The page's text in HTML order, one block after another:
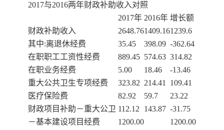
2017与2016两年财政补助收入对照
2017年 2016年 增长额
财政补助收入
2648.761409.161239.6
其中:离退休经费
35.45 398.09 -362.64
在职职工工资性经费
889.45 574.63 314.82
在职业务经费
5.00 18.46
-13.46
重大公共卫生专项经费
323.82 214.41
109.41
医疗保险费
82.92 59.7
23.22
财政项目补助－重大公卫 112.12 143.87 -31.75
－基本建设项目经费
1200.00
1200.00